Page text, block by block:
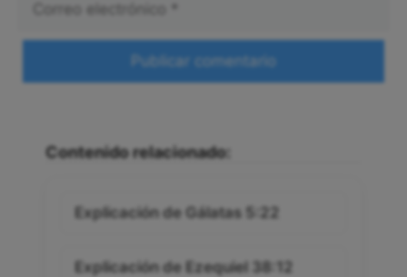
Contenido relacionado:
Explicación de Gálatas 5:22
Explicación de Ezequiel 38:12